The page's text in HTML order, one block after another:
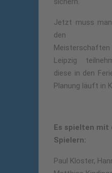
Jetzt muss
den
Meisterschaften
Leipzig
diese in den
Planung läuft in
Es spielten mit
Spielern:
Paul Kloster,